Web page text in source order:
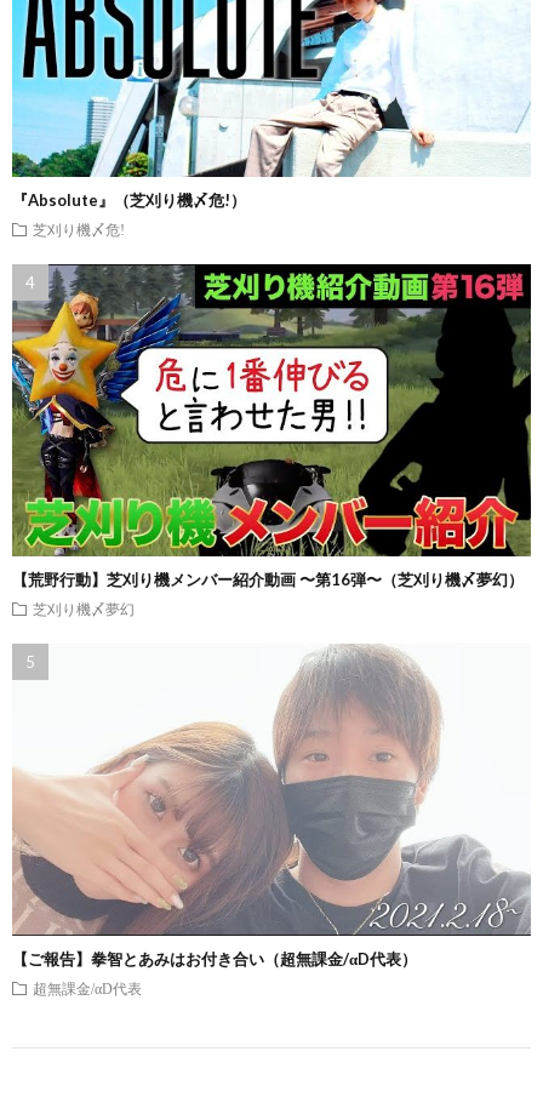
『Absolute』（芝刈り機〆危!）
芝刈り機〆危!
【荒野行動】芝刈り機メンバー紹介動画 〜第16弾〜（芝刈り機〆夢幻）
芝刈り機〆夢幻
【ご報告】拳智とあみはお付き合い（超無課金/αD代表）
超無課金/αD代表